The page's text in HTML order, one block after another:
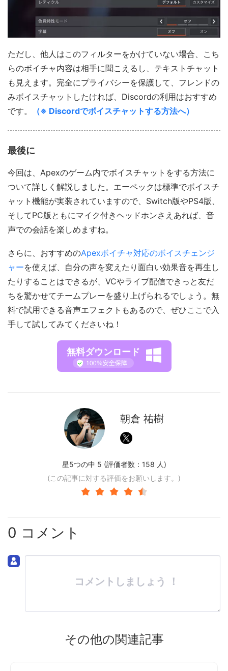
ただし、他人はこのフィルターをかけていない場合、こち
らのボイチャ内容は相手に聞こえるし、テキストチャット
も見えます。完全にプライバシーを保護して、フレンドの
みボイスチャットしたければ、Discordの利用はおすすめ
です。
（※ Discordでボイスチャットする方法へ）
最後に
今回は、Apexのゲーム内でボイスチャットをする方法に
ついて詳しく解説しました。エーペックは標準でボイスチ
ャット機能が実装されていますので、Switch版やPS4版、
そしてPC版ともにマイク付きヘッドホンさえあれば、音
声での会話を楽しめますね。
さらに、おすすめのApexボイチャ対応のボイスチェンジ
ャーを使えば、自分の声を変えたり面白い効果音を再生し
たりすることはできるが、VCやライブ配信できっと友だ
ちを驚かせてチームプレーを盛り上げられるでしょう。無
料で試用できる音声エフェクトもあるので、ぜひここで入
手して試してみてくださいね！
無料ダウンロード
朝倉 祐樹
星5つの中 5 (評価者数： 158 人)
(この記事に対する評価をお願いします。)
0 コメント
コメントしましょう ！
その他の関連記事